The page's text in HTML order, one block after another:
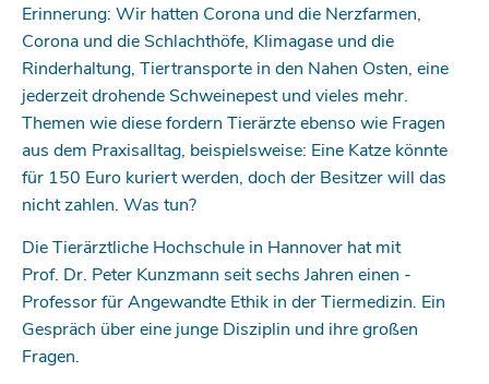
Erinnerung: Wir hatten Corona und die Nerzfarmen,
Corona und die Schlachthöfe, Klimagase und die
Rinderhaltung, Tiertransporte in den Nahen Osten, eine
jederzeit drohende Schweine­pest und vieles mehr.
Themen wie diese fordern Tierärzte ebenso wie Fragen
aus dem Praxisalltag, beispielsweise: Eine Katze könnte
für 150 Euro kuriert werden, doch der Besitzer will das
nicht zahlen. Was tun?
Die Tierärztliche Hochschule in Hannover hat mit
Prof. Dr. Peter Kunzmann seit sechs Jahren einen ­
Professor für Angewandte Ethik in der Tiermedizin. Ein
Gespräch über eine junge Disziplin und ihre großen
Fragen.